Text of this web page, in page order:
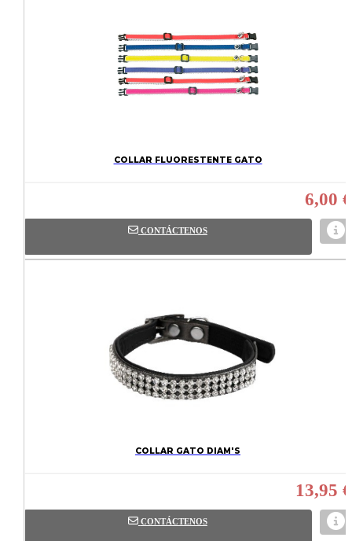
COLLAR FLUORESTENTE GATO
6,00 €
CONTÁCTENOS
COLLAR GATO DIAM'S
13,95 €
CONTÁCTENOS